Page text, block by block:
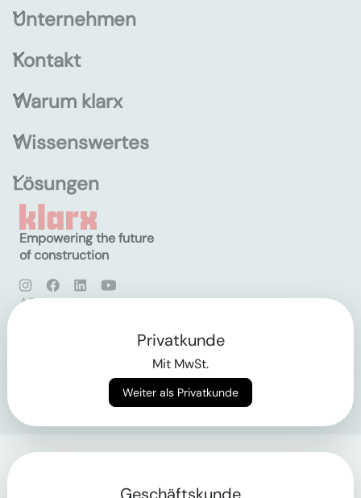
Unternehmen
Kontakt
Warum klarx
Wissenswertes
Lösungen
Empowering the future
of construction
AGB
Privatkunde
Mit MwSt.
Weiter als Privatkunde